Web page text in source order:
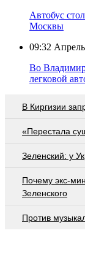
Автобус
Москвы
09:32
Во
легковой
В Киргизии
«Перестала
Зеленский: у
Почему экс-
Зеленского
Против